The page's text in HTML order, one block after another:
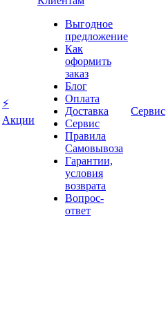
⚡
Акции
Выгодное
предложение
Как
оформить
заказ
Блог
Оплата
Доставка
Сервис
Правила
Самовывоза
Гарантии,
условия
возврата
Вопрос-
ответ
Сервис